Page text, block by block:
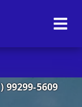
99299-5609